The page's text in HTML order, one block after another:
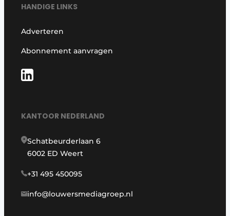
HANDIGE LINKS
Adverteren
Abonnement aanvragen
KANTOOR NEDERLAND
Schatbeurderlaan 6
6002 ED Weert
+31 495 450095
info@louwersmediagroep.nl